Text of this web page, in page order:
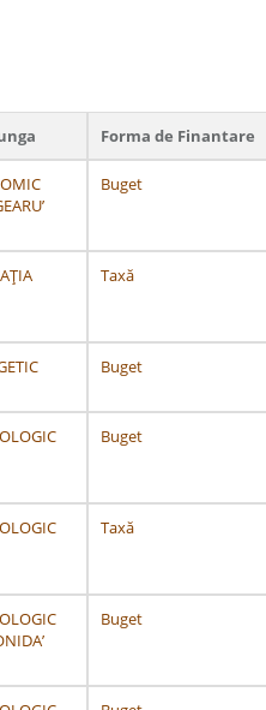
Forma de Finantare
Buget
Taxă
Buget
Buget
Taxă
Buget